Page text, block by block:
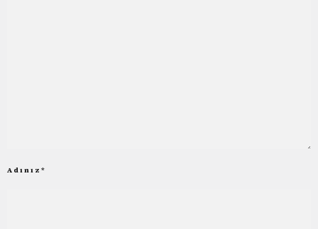
Adınız *